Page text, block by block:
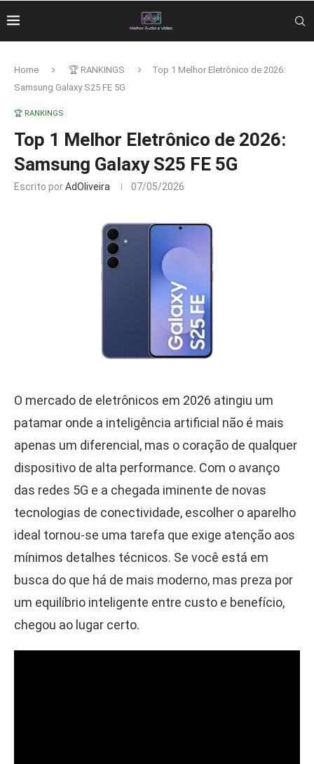
Home 🏆 RANKINGS
Top 1 Melhor Eletrônico de 2026:
Samsung Galaxy S25 FE 5G
🏆 RANKINGS
Top 1 Melhor Eletrônico de 2026:
Samsung Galaxy S25 FE 5G
Escrito porAdOliveira 07/05/2026
O mercado de eletrônicos em 2026 atingiu um
patamar onde a inteligência artificial não é mais
apenas um diferencial, mas o coração de qualquer
dispositivo de alta performance. Com o avanço
das redes 5G e a chegada iminente de novas
tecnologias de conectividade, escolher o aparelho
ideal tornou-se uma tarefa que exige atenção aos
mínimos detalhes técnicos. Se você está em
busca do que há de mais moderno, mas preza por
um equilíbrio inteligente entre custo e benefício,
chegou ao lugar certo.